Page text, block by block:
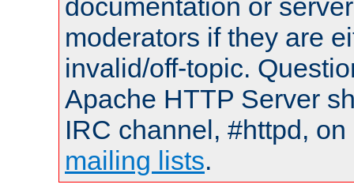
moderators if they are
invalid/off-topic.
Apache HTTP Server
IRC channel, #httpd,
mailing lists.